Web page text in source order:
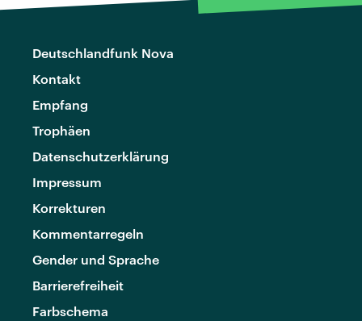
Deutschlandfunk Nova
Kontakt
Empfang
Trophäen
Datenschutzerklärung
Impressum
Korrekturen
Kommentarregeln
Gender und Sprache
Barrierefreiheit
Farbschema